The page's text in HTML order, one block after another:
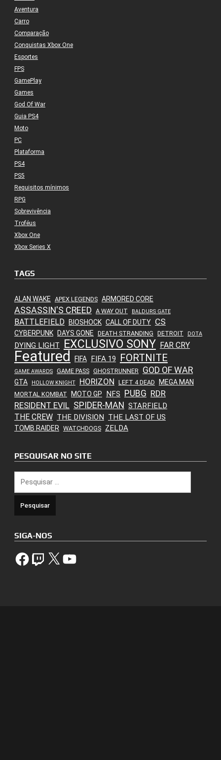
Aventura
Carro
Comparação
Conquistas Xbox One
Esportes
FPS
GamePlay
Games
God Of War
Guia PS4
Moto
PC
Plataforma
PS4
PS5
Requisitos mínimos
RPG
Sobrevivência
Troféus
Xbox One
Xbox Series X
TAGS
ALAN WAKE APEX LEGENDS ARMORED CORE
ASSASSIN'S CREED A WAY OUT BALDURS GATE
BATTLEFIELD BIOSHOCK CALL OF DUTY CS
CYBERPUNK DAYS GONE DEATH STRANDING DETROIT DOTA
DYING LIGHT EXCLUSIVO SONY FAR CRY
Featured FIFA FIFA 19 FORTNITE
GAME AWARDS GAME PASS GHOSTRUNNER GOD OF WAR
GTA HOLLOW KNIGHT HORIZON LEFT 4 DEAD MEGA MAN
MORTAL KOMBAT MOTO GP NFS PUBG RDR
RESIDENT EVIL SPIDER-MAN STARFIELD
THE CREW THE DIVISION THE LAST OF US
TOMB RAIDER WATCHDOGS ZELDA
PESQUISAR NO SITE
por:
SIGA-NOS
FacebookTwitch X YouTube